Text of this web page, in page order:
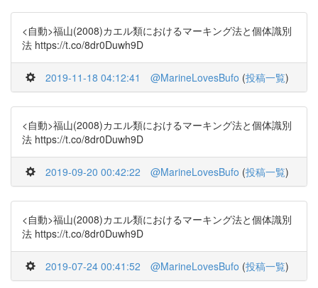
<自動>福山(2008)カエル類におけるマーキング法と個体識別
法 https://t.co/8dr0Duwh9D
2019-11-18 04:12:41 @MarineLovesBufo (投稿一覧)
<自動>福山(2008)カエル類におけるマーキング法と個体識別
法 https://t.co/8dr0Duwh9D
2019-09-20 00:42:22 @MarineLovesBufo (投稿一覧)
<自動>福山(2008)カエル類におけるマーキング法と個体識別
法 https://t.co/8dr0Duwh9D
2019-07-24 00:41:52 @MarineLovesBufo (投稿一覧)